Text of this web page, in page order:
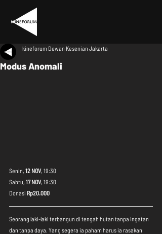
Modus Anomali
kineforum Dewan Kesenian Jakarta
Senin, 12 NOV, 19:30
Sabtu, 17 NOV, 19:30
Donasi Rp20.000
Seorang laki-laki terbangun di tengah hutan tanpa ingatan
dan tanpa daya. Yang segera ia paham harus ia rasakan